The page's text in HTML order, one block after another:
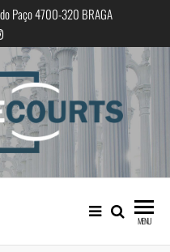
Paço 4700-320 BRAGA
e diferença cultural na
judicial portuguesa
MENU